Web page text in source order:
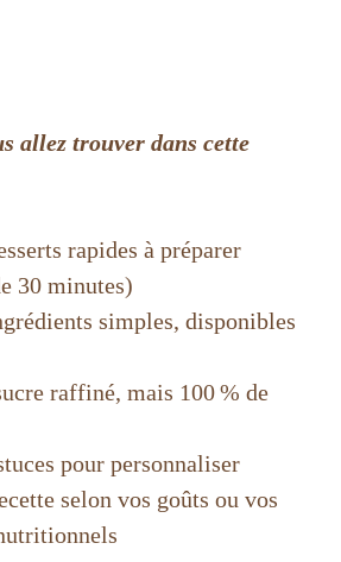
allez trouver dans cette
rapides à préparer
30 minutes)
simples, disponibles
raffiné, mais 100 % de
pour personnaliser
selon vos goûts ou vos